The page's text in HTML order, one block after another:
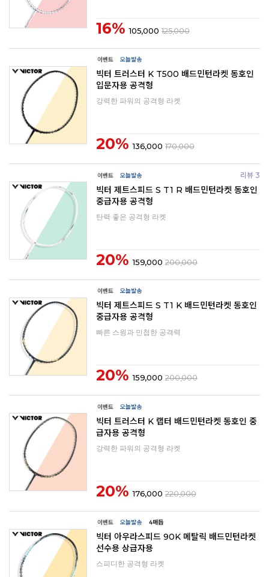
16% 105,000 125,000
빅터 트러스터 K T500 배드민턴라켓 동호인
입문자용 공격형
강력한 파워의 공격형 라켓
20% 136,000 170,000
리뷰 3
빅터 제트스피드 S T1 R 배드민턴라켓 동호인
중급자용 공격형
탄력 좋은 공격형 라켓
20% 159,000 200,000
빅터 제트스피드 S T1 K 배드민턴라켓 동호인
중급자용 공격형
빠른 스윙과 민첩한 공격력
20% 159,000 200,000
빅터 트러스터 K 랩터 배드민턴라켓 동호인 중
급자용 공격형
강력한 파워의 공격형 라켓
20% 176,000 220,000
빅터 아우라스피드 90K 메탈릭 배드민턴라켓
선수용 상급자용
스피디한 공격형 라켓